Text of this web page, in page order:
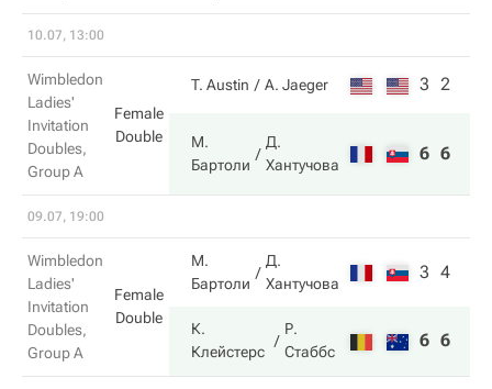
10.07, 13:00
Wimbledon
Ladies'
Invitation
Doubles,
Group A
Female
Double
T. Austin A. Jaeger 3 2
М.
Бартоли
Д.
Хантучова
6 6
09.07, 19:00
Wimbledon
Ladies'
Invitation
Doubles,
Group A
Female
Double
М.
Бартоли
Д.
Хантучова
3 4
К.
Клейстерс
Р.
Стаббс
6 6